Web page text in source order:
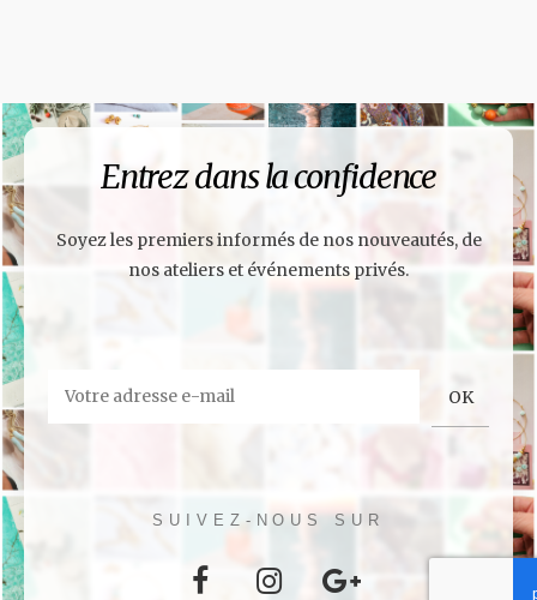
Entrez dans la confidence
Soyez les premiers informés de nos nouveautés, de
nos ateliers et événements privés.
SUIVEZ-NOUS SUR